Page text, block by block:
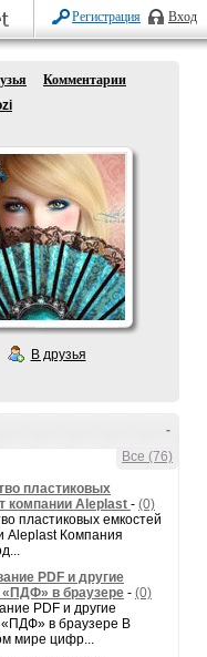
Регистрация Вход
Комментарии
В друзья
-
Все (76)
пластиковых
компании Aleplast - (0)
пластиковых емкостей
Aleplast Компания
PDF и другие
«ПДФ» в браузере - (0)
PDF и другие
в браузере В
мире цифр...